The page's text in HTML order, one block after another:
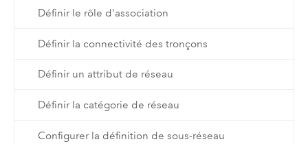
Définir le rôle d'association
Définir la connectivité des tronçons
Définir un attribut de réseau
Définir la catégorie de réseau
Configurer la définition de sous-réseau